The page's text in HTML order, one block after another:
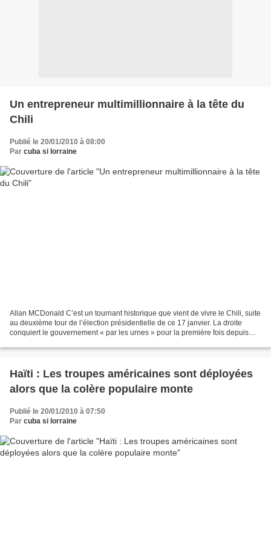
Un entrepreneur multimillionnaire à la tête du
Chili
Publié le 20/01/2010 à 08:00
Par cuba si lorraine
Allan MCDonald C’est un tournant historique que vient de vivre le Chili, suite
au deuxième tour de l’élection présidentielle de ce 17 janvier. La droite
conquiert le gouvernement « par les urnes » pour la première fois depuis
Haïti : Les troupes américaines sont déployées
alors que la colère populaire monte
Publié le 20/01/2010 à 07:50
Par cuba si lorraine